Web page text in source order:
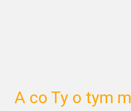
A co Ty o tym